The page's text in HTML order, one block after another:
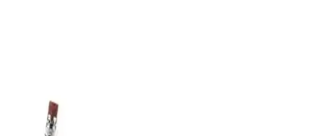
Maxgo 2126s 2.5 inç USB 3.0 Harici SSD Harddisk
Kutusu İncelemesi ve Özellikleri